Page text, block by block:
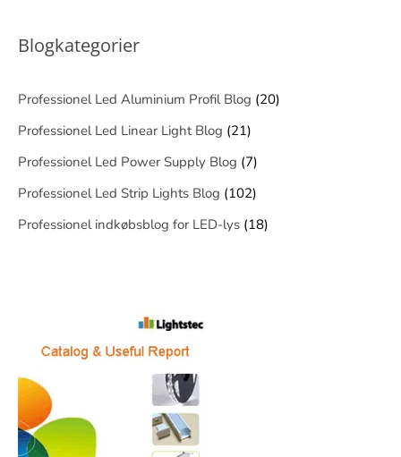
Blogkategorier
Professionel Led Aluminium Profil Blog (20)
Professionel Led Linear Light Blog (21)
Professionel Led Power Supply Blog (7)
Professionel Led Strip Lights Blog (102)
Professionel indkøbsblog for LED-lys (18)